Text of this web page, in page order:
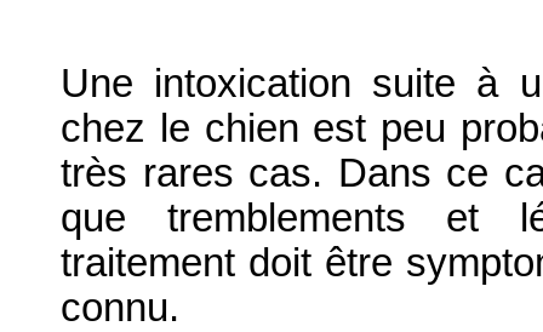
Une intoxication suite à
chez le chien est peu
très rares cas. Dans ce
que tremblements et
traitement doit être
connu.